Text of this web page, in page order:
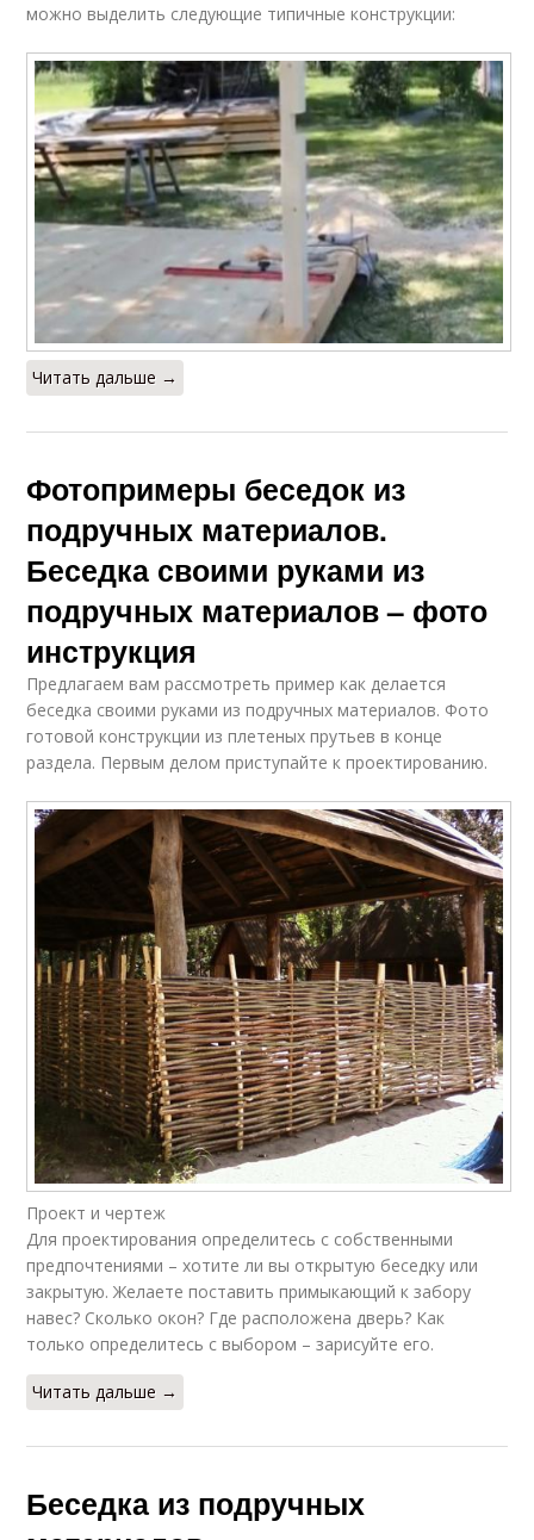
можно выделить следующие типичные конструкции:
Читать дальше →
Фотопримеры беседок из
подручных материалов.
Беседка своими руками из
подручных материалов – фото
инструкция
Предлагаем вам рассмотреть пример как делается
беседка своими руками из подручных материалов. Фото
готовой конструкции из плетеных прутьев в конце
раздела. Первым делом приступайте к проектированию.
Проект и чертеж
Для проектирования определитесь с собственными
предпочтениями – хотите ли вы открытую беседку или
закрытую. Желаете поставить примыкающий к забору
навес? Сколько окон? Где расположена дверь? Как
только определитесь с выбором – зарисуйте его.
Читать дальше →
Беседка из подручных